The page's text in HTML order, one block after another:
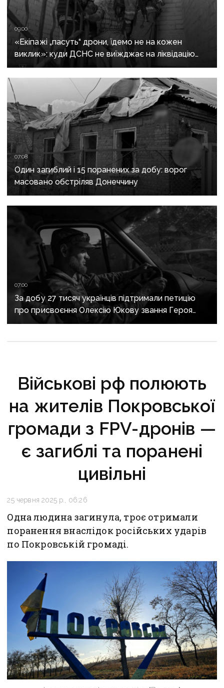
09:00
«Екіпажі „пасуть“ дрони, їдемо не на кожен
виклик»: куди ДСНС не виїжджає на ліквідацію
надзвичайних ситуацій у Краматорську
та Слов’янську
07:08
Один загиблий і 15 поранених за добу: ворог
масовано обстріляв Донеччину
07:00
За добу 27 тисяч українців підтримали петицію
про присвоєння Олексію Юкову звання Героя
України посмертно
Військові рф полюють
на жителів Покровської
громади з FPV-дронів —
є загиблі та поранені
цивільні
25 червня 2025 р., 06:26
Одна людина загинула, троє отримали
поранення внаслідок російських ударів
по Покровській громаді.